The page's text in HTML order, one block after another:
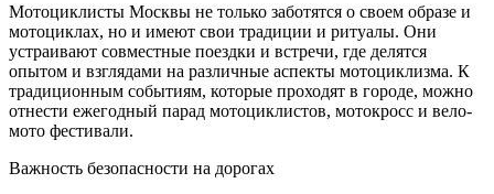
Мотоциклисты Москвы не только заботятся о своем образе и
мотоциклах, но и имеют свои традиции и ритуалы. Они
устраивают совместные поездки и встречи, где делятся
опытом и взглядами на различные аспекты мотоциклизма. К
традиционным событиям, которые проходят в городе, можно
отнести ежегодный парад мотоциклистов, мотокросс и вело-
мото фестивали.
Важность безопасности на дорогах